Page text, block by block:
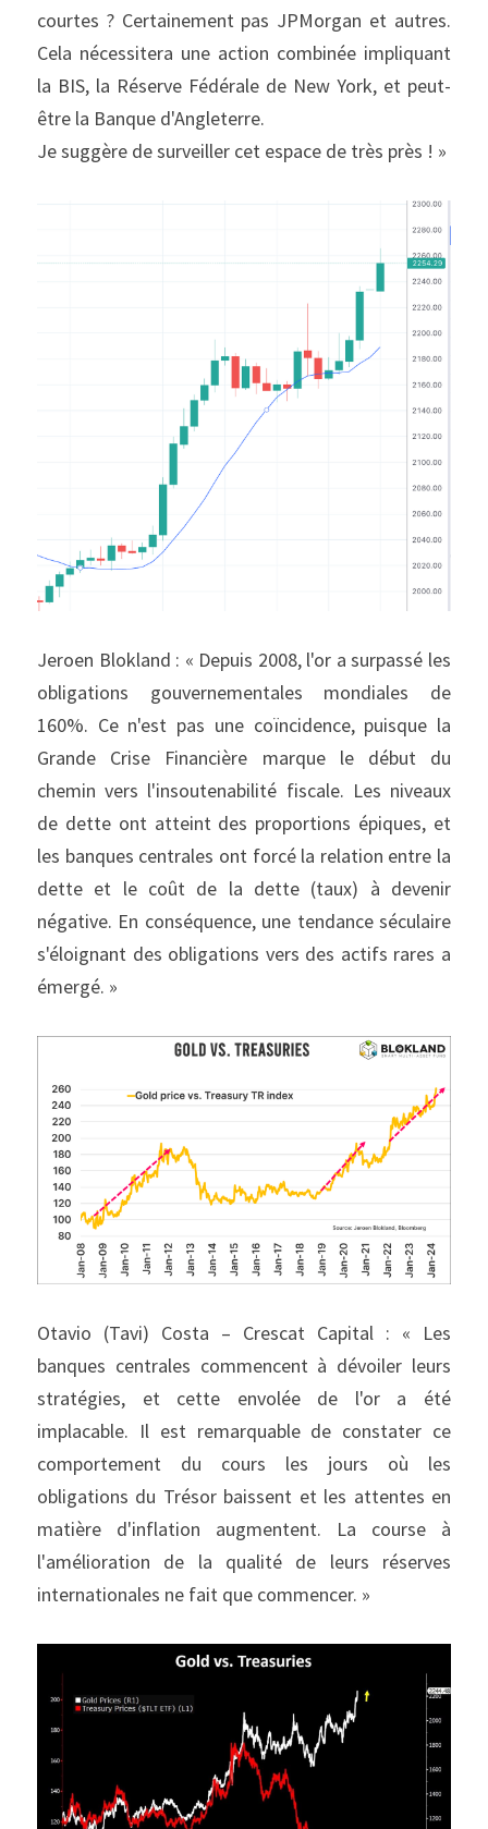
courtes ? Certainement pas JPMorgan et autres.
Cela nécessitera une action combinée impliquant
la BIS, la Réserve Fédérale de New York, et peut-
être la Banque d'Angleterre.
Je suggère de surveiller cet espace de très près ! »
Jeroen Blokland : « Depuis 2008, l'or a surpassé les
obligations gouvernementales mondiales de
160%. Ce n'est pas une coïncidence, puisque la
Grande Crise Financière marque le début du
chemin vers l'insoutenabilité fiscale. Les niveaux
de dette ont atteint des proportions épiques, et
les banques centrales ont forcé la relation entre la
dette et le coût de la dette (taux) à devenir
négative. En conséquence, une tendance séculaire
s'éloignant des obligations vers des actifs rares a
émergé. »
Otavio (Tavi) Costa – Crescat Capital : « Les
banques centrales commencent à dévoiler leurs
stratégies, et cette envolée de l'or a été
implacable. Il est remarquable de constater ce
comportement du cours les jours où les
obligations du Trésor baissent et les attentes en
matière d'inflation augmentent. La course à
l'amélioration de la qualité de leurs réserves
internationales ne fait que commencer. »